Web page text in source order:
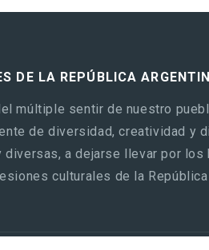
DE LA REPÚBLICA
múltiple sentir de nuestro
de diversidad, creatividad y
a dejarse llevar por
culturales de la República